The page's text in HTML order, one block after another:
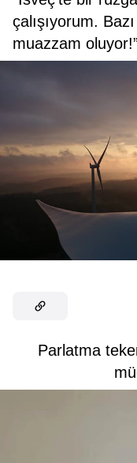
çalışıyorum.
muazzam oluyor!”
Parlatma